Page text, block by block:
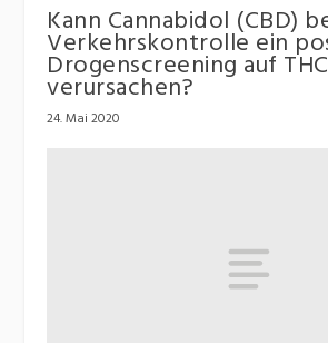
Kann Cannabidol (CBD)
Verkehrskontrolle ein
Drogenscreening auf THC
verursachen?
24. Mai 2020